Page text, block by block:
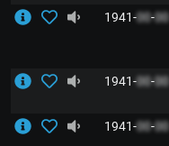
1941-00-00
1941-00-00
1941-00-00